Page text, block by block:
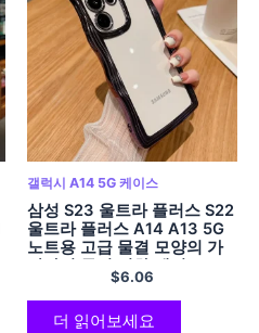
갤럭시 A14 5G 케이스
삼성 S23 울트라 플러스 S22
울트라 플러스 A14 A13 5G
노트용 고급 물결 모양의 가
장자리 투명 전화 케이스 20
울트라 도금 범퍼 소프트 커
버
$6.06
더 읽어보세요